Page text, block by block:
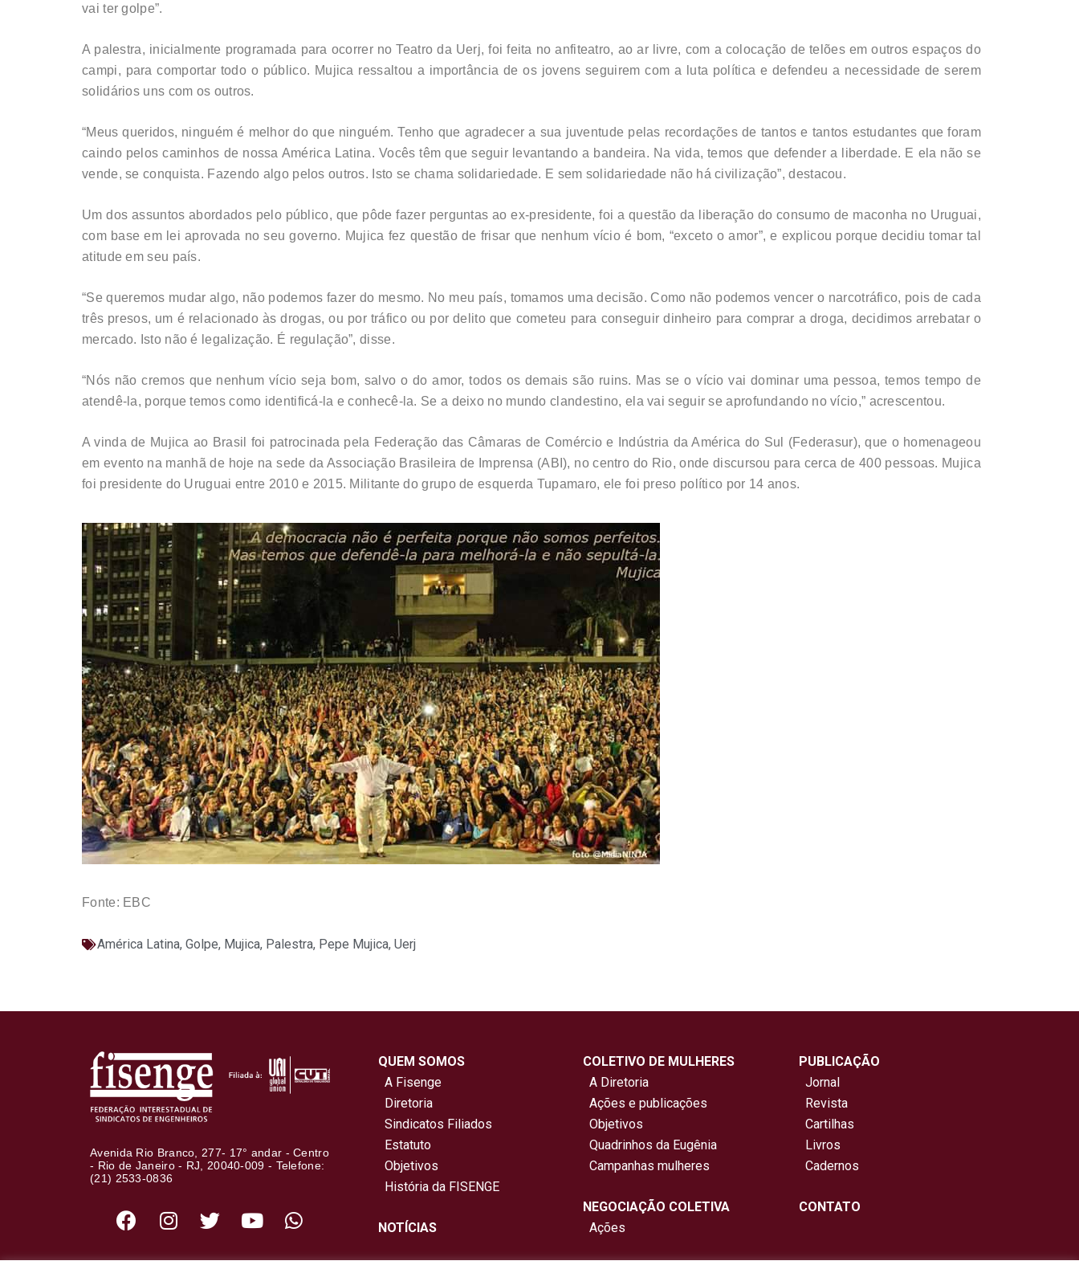
vai ter golpe”.
A palestra, inicialmente programada para ocorrer no Teatro da Uerj, foi feita no anfiteatro, ao ar livre, com a colocação de telões em outros espaços do
campi, para comportar todo o público. Mujica ressaltou a importância de os jovens seguirem com a luta política e defendeu a necessidade de serem
solidários uns com os outros.
“Meus queridos, ninguém é melhor do que ninguém. Tenho que agradecer a sua juventude pelas recordações de tantos e tantos estudantes que foram
caindo pelos caminhos de nossa América Latina. Vocês têm que seguir levantando a bandeira. Na vida, temos que defender a liberdade. E ela não se
vende, se conquista. Fazendo algo pelos outros. Isto se chama solidariedade. E sem solidariedade não há civilização”, destacou.
Um dos assuntos abordados pelo público, que pôde fazer perguntas ao ex-presidente, foi a questão da liberação do consumo de maconha no Uruguai,
com base em lei aprovada no seu governo. Mujica fez questão de frisar que nenhum vício é bom, “exceto o amor”, e explicou porque decidiu tomar tal
atitude em seu país.
“Se queremos mudar algo, não podemos fazer do mesmo. No meu país, tomamos uma decisão. Como não podemos vencer o narcotráfico, pois de cada
três presos, um é relacionado às drogas, ou por tráfico ou por delito que cometeu para conseguir dinheiro para comprar a droga, decidimos arrebatar o
mercado. Isto não é legalização. É regulação”, disse.
“Nós não cremos que nenhum vício seja bom, salvo o do amor, todos os demais são ruins. Mas se o vício vai dominar uma pessoa, temos tempo de
atendê-la, porque temos como identificá-la e conhecê-la. Se a deixo no mundo clandestino, ela vai seguir se aprofundando no vício,” acrescentou.
A vinda de Mujica ao Brasil foi patrocinada pela Federação das Câmaras de Comércio e Indústria da América do Sul (Federasur), que o homenageou
em evento na manhã de hoje na sede da Associação Brasileira de Imprensa (ABI), no centro do Rio, onde discursou para cerca de 400 pessoas. Mujica
foi presidente do Uruguai entre 2010 e 2015. Militante do grupo de esquerda Tupamaro, ele foi preso político por 14 anos.
Fonte: EBC
América Latina, Golpe, Mujica, Palestra, Pepe Mujica, Uerj
Avenida Rio Branco, 277- 17° andar - Centro
- Rio de Janeiro - RJ, 20040-009 - Telefone:
(21) 2533-0836
QUEM SOMOS
A Fisenge
Diretoria
Sindicatos Filiados
Estatuto
Objetivos
História da FISENGE
NOTÍCIAS
COLETIVO DE MULHERES
A Diretoria
Ações e publicações
Objetivos
Quadrinhos da Eugênia
Campanhas mulheres
NEGOCIAÇÃO COLETIVA
Ações
PUBLICAÇÃO
Jornal
Revista
Cartilhas
Livros
Cadernos
CONTATO